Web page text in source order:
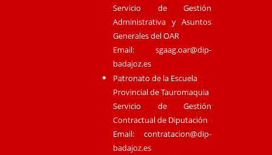
Servicio de Gestión
Administrativa y Asuntos
Generales del OAR
Email:sgaag.oar@dip-
badajoz.es
Patronato de la Escuela
Provincial de Tauromaquia
Servicio de Gestión
Contractual de Diputación
Email:contratacion@dip-
badajoz.es